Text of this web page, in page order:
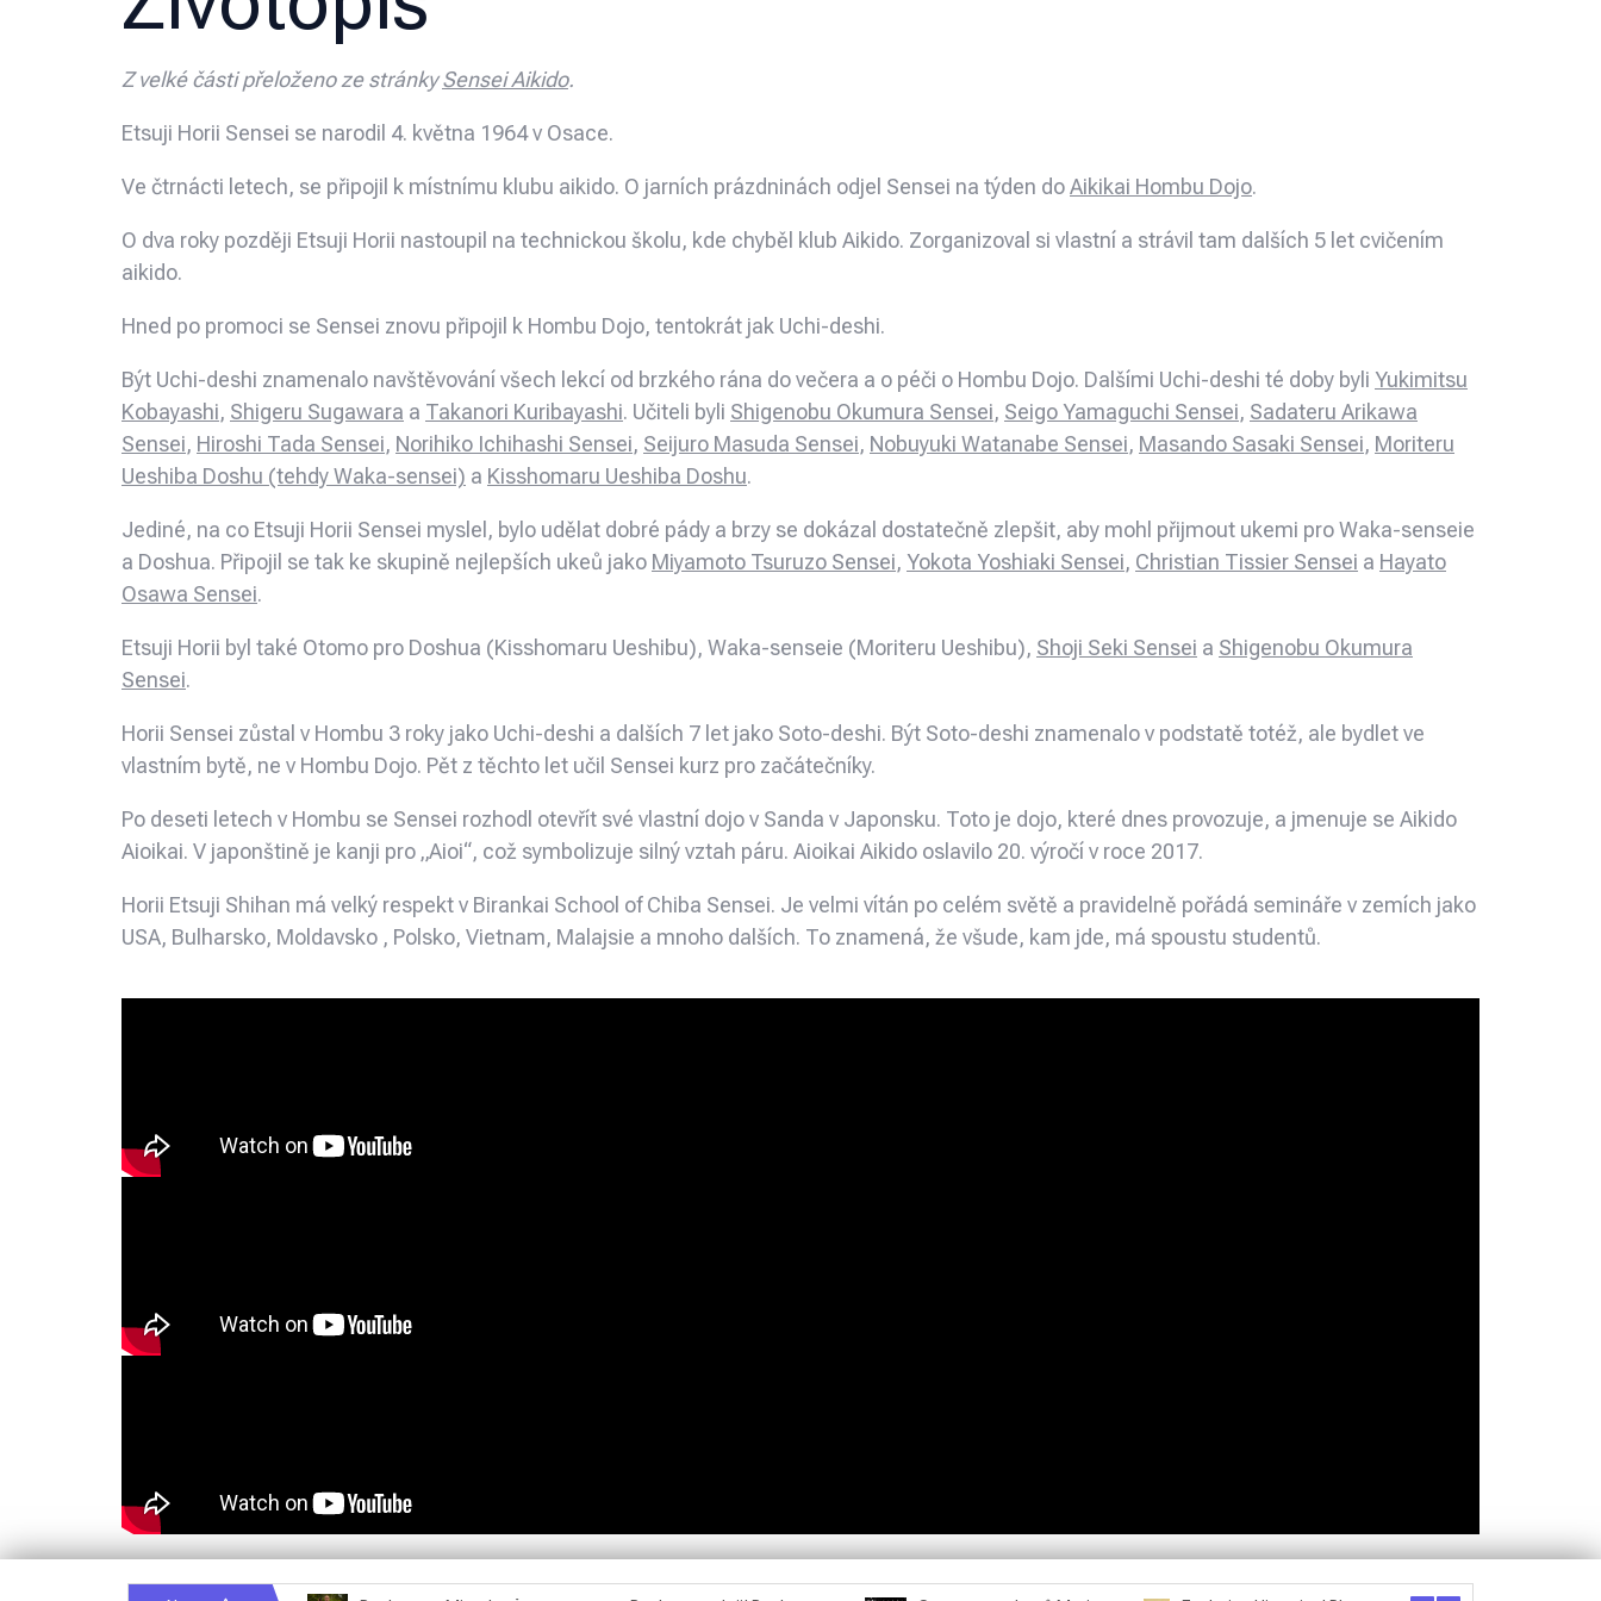
Z velké části přeloženo ze stránkySensei Aikido.
Etsuji Horii Sensei se narodil 4. května 1964 v Osace.
Ve čtrnácti letech, se připojil k místnímu klubu aikido. O jarních prázdninách odjel Sensei na týden doAikikai Hombu Dojo.
O dva roky později Etsuji Horii nastoupil na technickou školu, kde chyběl klub Aikido. Zorganizoval si vlastní a strávil tam dalších 5 let cvičením
aikido.
Hned po promoci se Sensei znovu připojil k Hombu Dojo, tentokrát jak Uchi-deshi.
Být Uchi-deshi znamenalo navštěvování všech lekcí od brzkého rána do večera a o péči o Hombu Dojo. Dalšími Uchi-deshi té doby byli Yukimitsu
Kobayashi, Shigeru Sugawara a Takanori Kuribayashi. Učiteli byli Shigenobu Okumura Sensei, Seigo Yamaguchi Sensei, Sadateru Arikawa
Sensei, Hiroshi Tada Sensei, Norihiko Ichihashi Sensei, Seijuro Masuda Sensei, Nobuyuki Watanabe Sensei, Masando Sasaki Sensei, Moriteru
Ueshiba Doshu (tehdy Waka-sensei) a Kisshomaru Ueshiba Doshu.
Jediné, na co Etsuji Horii Sensei myslel, bylo udělat dobré pády a brzy se dokázal dostatečně zlepšit, aby mohl přijmout ukemi pro Waka-senseie
a Doshua. Připojil se tak ke skupině nejlepších ukeů jako Miyamoto Tsuruzo Sensei, Yokota Yoshiaki Sensei, Christian Tissier Sensei a Hayato
Osawa Sensei.
Etsuji Horii byl také Otomo pro Doshua (Kisshomaru Ueshibu), Waka-senseie (Moriteru Ueshibu), Shoji Seki Sensei a Shigenobu Okumura
Sensei.
Horii Sensei zůstal v Hombu 3 roky jako Uchi-deshi a dalších 7 let jako Soto-deshi. Být Soto-deshi znamenalo v podstatě totéž, ale bydlet ve
vlastním bytě, ne v Hombu Dojo. Pět z těchto let učil Sensei kurz pro začátečníky.
Po deseti letech v Hombu se Sensei rozhodl otevřít své vlastní dojo v Sanda v Japonsku. Toto je dojo, které dnes provozuje, a jmenuje se Aikido
Aioikai. V japonštině je kanji pro „Aioi“, což symbolizuje silný vztah páru. Aioikai Aikido oslavilo 20. výročí v roce 2017.
Horii Etsuji Shihan má velký respekt v Birankai School of Chiba Sensei. Je velmi vítán po celém světě a pravidelně pořádá semináře v zemích jako
USA, Bulharsko, Moldavsko , Polsko, Vietnam, Malajsie a mnoho dalších. To znamená, že všude, kam jde, má spoustu studentů.